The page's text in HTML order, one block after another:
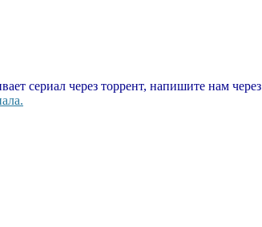
сериал через торрент, напишите нам